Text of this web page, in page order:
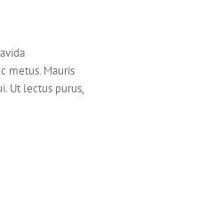
metus. Mauris
Ut lectus purus,